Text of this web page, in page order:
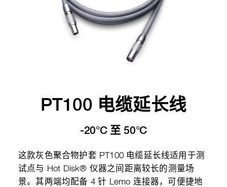
PT100 电缆延长线
-20°C 至 50°C
这款灰色聚合物护套 PT100 电缆延长线适用于测
试点与 Hot Disk® 仪器之间距离较长的测量场
景。其两端均配备 4 针 Lemo 连接器，可便捷地